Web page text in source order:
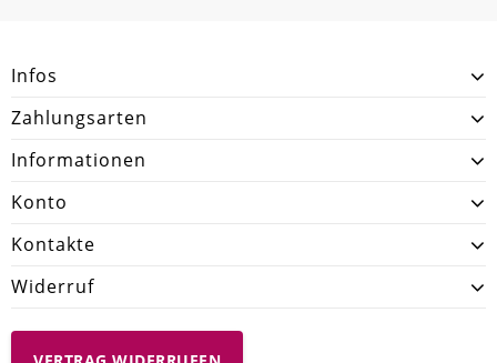
Infos
Zahlungsarten
Informationen
Konto
Kontakte
Widerruf